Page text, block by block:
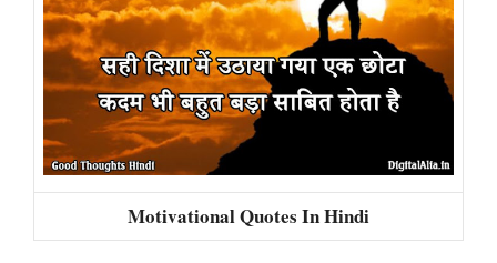
Motivational Quotes In Hindi